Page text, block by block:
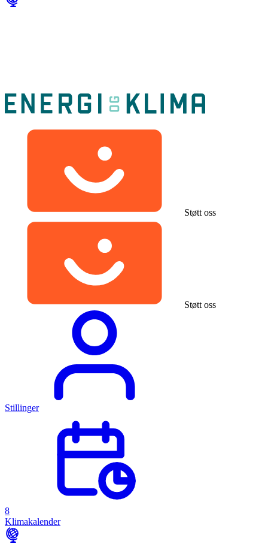
Støtt oss
Støtt oss
Stillinger
8
Klimakalender